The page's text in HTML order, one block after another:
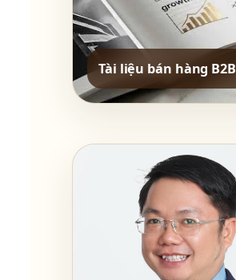
Tài liệu bán hàng B2B